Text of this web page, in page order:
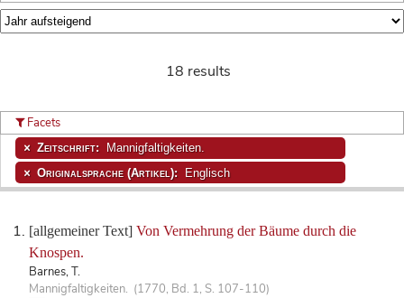
18 results
[allgemeiner Text] Von Vermehrung der Bäume durch die
Knospen.
Barnes, T.
Mannigfaltigkeiten. (1770, Bd. 1, S. 107-110)
Facets
Zeitschrift: Mannigfaltigkeiten.
Originalsprache (Artikel): Englisch